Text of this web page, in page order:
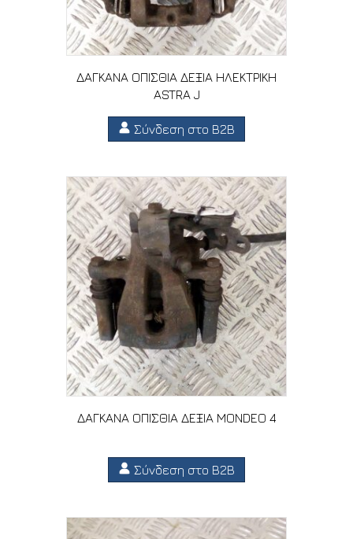
ΔΑΓΚΑΝΑ ΟΠΙΣΘΙΑ ΔΕΞΙΑ ΗΛΕΚΤΡΙΚΗ
ASTRA J
Σύνδεση στο B2B
ΔΑΓΚΑΝΑ ΟΠΙΣΘΙΑ ΔΕΞΙΑ MONDEO 4
Σύνδεση στο B2B